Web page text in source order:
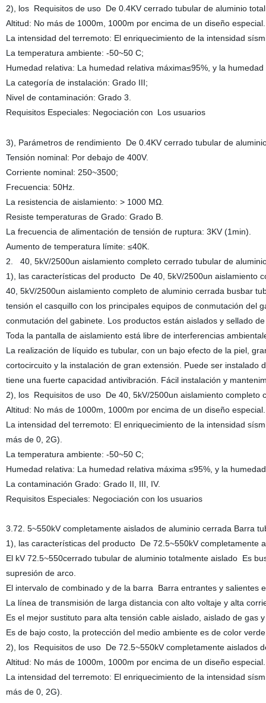
2) losRequisitos de usoDe0.4KV cerrado tubular de aluminio
Altitud: No más de 1000m, 1000m por encima de un diseño especial.
La intensidad del terremoto: El enriquecimiento de la intensidad
La temperatura ambiente: -50~50 C;
Humedad relativa: La humedad relativa máxima≤95%, y la
La categoría de instalación: Grado III;
Nivel de contaminación: Grado 3.
Requisitos Especiales: Negociación conLos usuarios
3) Parámetros de rendimientoDe0.4KV cerrado tubular de
Tensión nominal: Por debajo de 400V.
Corriente nominal: 250~3500;
Frecuencia: 50Hz.
La resistencia de aislamiento: > 1000 MΩ.
Resiste temperaturas de Grado: Grado B.
La frecuencia de alimentación de tensión de ruptura: 3KV (1min).
Aumento de temperatura límite: ≤40K.
2.
40, 5kV/2500un aislamiento completo cerrado tubular de
1)
las características del productoDe40, 5kV/2500un aislamiento
40, 5kV/2500un aislamiento completo de aluminio cerrada busbar
tensión el casquillo con losprincipales equipos de conmutación del
conmutación del gabinete. Los productos están aislados y sellado de
Toda la pantalla de aislamiento está libre de interferencias
La realización de líquido es tubular, con un bajo efecto de la piel,
cortocircuito y la instalación de gran extensión. Puede ser
tiene una fuerte capacidad antivibración. Fácil instalación y
2)
losRequisitos de usoDe40, 5kV/2500un aislamiento completo
Altitud: No más de 1000m, 1000m por encima de un diseño especial.
La intensidad del terremoto: El enriquecimiento de la intensidad
más de 0, 2G).
La temperatura ambiente: -50~50 C;
Humedad relativa: La humedad relativa máxima ≤95%, y la
La contaminación Grado: Grado II, III, IV.
Requisitos Especiales: Negociación con los usuarios
3.72 . 5~550kV completamente aislados de aluminio cerrada Barra
1)
las características del productoDe72.5~550kV completamente
El kV 72.5~550cerrado tubular de aluminio totalmente aislado Es
supresión de arco.
El intervalo de combinado y de la barra Barra entrantes y salientes
La línea de transmisión de larga distancia con alto voltaje y alta
Es el mejor sustituto para alta tensión cable aislado, aislado de
Es de bajo costo, la protección del medio ambiente es de color
2)
losRequisitos de usoDe72.5~550kV completamente aislados
Altitud: No más de 1000m, 1000m por encima de un diseño especial.
La intensidad del terremoto: El enriquecimiento de la intensidad
más de 0, 2G).